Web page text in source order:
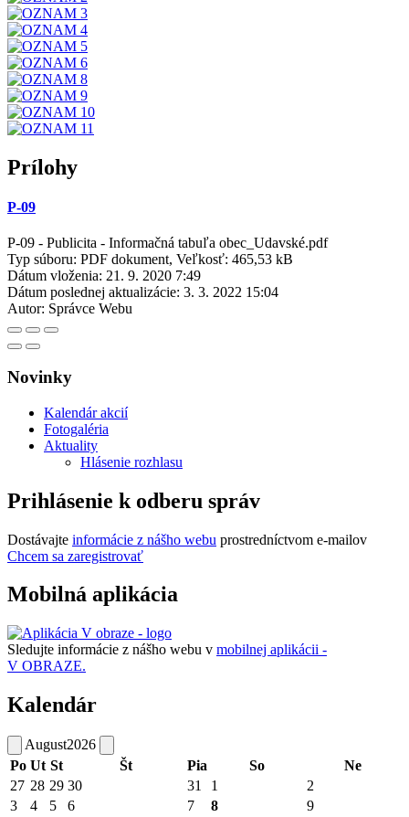
Prílohy
P-09
P-09 - Publicita - Informačná tabuľa obec_Udavské.pdf
Typ súboru: PDF dokument, Veľkosť: 465,53 kB
Dátum vloženia: 21. 9. 2020 7:49
Dátum poslednej aktualizácie: 3. 3. 2022 15:04
Autor: Správce Webu
Novinky
Kalendár akcií
Fotogaléria
Aktuality
Hlásenie rozhlasu
Prihlásenie k odberu správ
Dostávajte informácie z nášho webu prostredníctvom e-mailov
Chcem sa zaregistrovať
Mobilná aplikácia
Sledujte informácie z nášho webu v mobilnej aplikácii -
V OBRAZE.
Kalendár
August2026
Po Ut St Št Pia So
Ne
27 28 29 30 31 1
2
3
4 5 6 7 8 9